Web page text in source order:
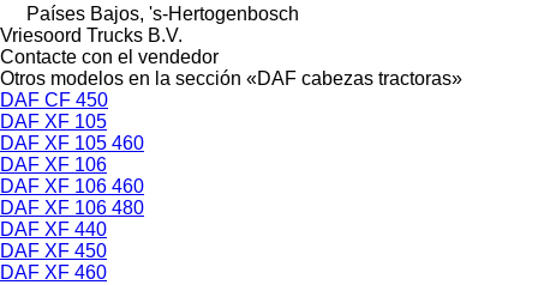
Países Bajos, 's-Hertogenbosch
Vriesoord Trucks B.V.
Contacte con el vendedor
Otros modelos en la sección «DAF cabezas tractoras»
DAF CF 450
DAF XF 105
DAF XF 105 460
DAF XF 106
DAF XF 106 460
DAF XF 106 480
DAF XF 440
DAF XF 450
DAF XF 460